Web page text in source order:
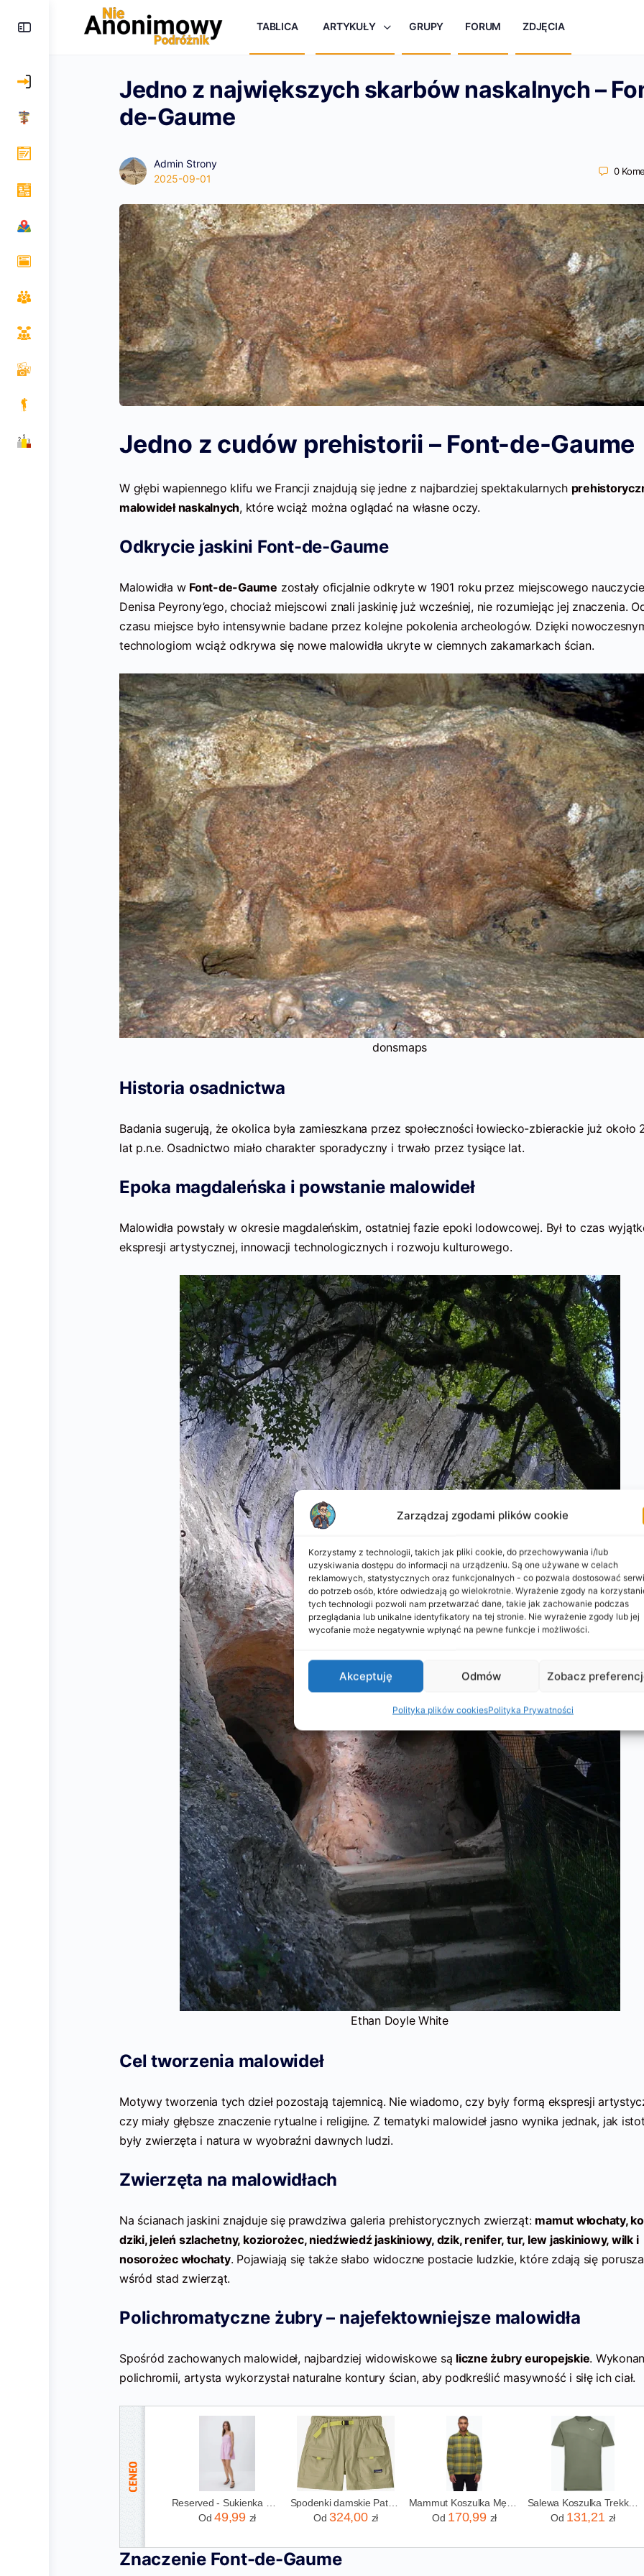
Zarządzaj zgodami plików cookie
Korzystamy z technologii, takich jak pliki cookie, do przechowywania i/lub
uzyskiwania dostępu do informacji na urządzeniu. Są one używane w celach
reklamowych, statystycznych oraz funkcjonalnych - co pozwala dostosować
do potrzeb osób, które odwiedzają go wielokrotnie. Wyrażenie zgody na
tych technologii pozwoli nam przetwarzać dane, takie jak zachowanie podczas
przeglądania lub unikalne identyfikatory na tej stronie. Nie wyrażenie zgody lub jej
wycofanie może negatywnie wpłynąć na pewne funkcje i możliwości.
Akceptuję Odmów Zobacz
Polityka plików cookiesPolityka Prywatności
TABLICA ARTYKUŁY GRUPY FORUM ZDJĘCIA
Jedno z największych skarbów naskalnych –
de-Gaume
Admin Strony
2025-09-01
0
Jedno z cudów prehistorii – Font-de-Gaume
W głębi wapiennego klifu we Francji znajdują się jedne z najbardziej spektakularnych
malowideł naskalnych, które wciąż można oglądać na własne oczy.
Odkrycie jaskini Font-de-Gaume
Malowidła w Font-de-Gaume zostały oficjalnie odkryte w 1901 roku przez miejscowego
Denisa Peyrony’ego, chociaż miejscowi znali jaskinię już wcześniej, nie rozumiejąc jej znaczenia.
czasu miejsce było intensywnie badane przez kolejne pokolenia archeologów. Dzięki
technologiom wciąż odkrywa się nowe malowidła ukryte w ciemnych zakamarkach ścian.
donsmaps
Historia osadnictwa
Badania sugerują, że okolica była zamieszkana przez społeczności łowiecko-zbierackie już około
lat p.n.e. Osadnictwo miało charakter sporadyczny i trwało przez tysiące lat.
Epoka magdaleńska i powstanie malowideł
Malowidła powstały w okresie magdaleńskim, ostatniej fazie epoki lodowcowej. Był to czas
ekspresji artystycznej, innowacji technologicznych i rozwoju kulturowego.
Ethan Doyle White
Cel tworzenia malowideł
Motywy tworzenia tych dzieł pozostają tajemnicą. Nie wiadomo, czy były formą ekspresji
czy miały głębsze znaczenie rytualne i religijne. Z tematyki malowideł jasno wynika jednak, jak
były zwierzęta i natura w wyobraźni dawnych ludzi.
Zwierzęta na malowidłach
Na ścianach jaskini znajduje się prawdziwa galeria prehistorycznych zwierząt: mamut włochaty,
dziki, jeleń szlachetny, koziorożec, niedźwiedź jaskiniowy, dzik, renifer, tur, lew jaskiniowy, wilk i
nosorożec włochaty. Pojawiają się także słabo widoczne postacie ludzkie, które zdają się
wśród stad zwierząt.
Polichromatyczne żubry – najefektowniejsze malowidła
Spośród zachowanych malowideł, najbardziej widowiskowe są liczne żubry europejskie.
polichromii, artysta wykorzystał naturalne kontury ścian, aby podkreślić masywność i siłę ich ciał.
Od49,99 zł
Spodenki damskie Patagonia Outdoor Everyday Shorts - weathered stone
Od 324,00 zł
Od 170,99 zł
Salewa Koszulka Trekkingowa Męska Puez Sporty Dry Faded Green
Od 131,21 zł
Znaczenie Font-de-Gaume